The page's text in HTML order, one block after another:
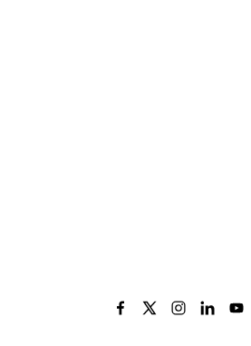
kontaktoplysninger